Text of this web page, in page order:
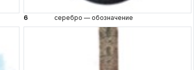
6 серебро — обозначение